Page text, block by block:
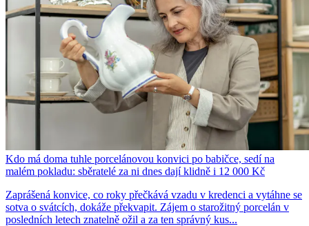
Kdo má doma tuhle porcelánovou konvici po babičce, sedí na
malém pokladu: sběratelé za ni dnes dají klidně i 12 000 Kč
Zaprášená konvice, co roky přečkává vzadu v kredenci a vytáhne se
sotva o svátcích, dokáže překvapit. Zájem o starožitný porcelán v
posledních letech znatelně ožil a za ten správný kus...